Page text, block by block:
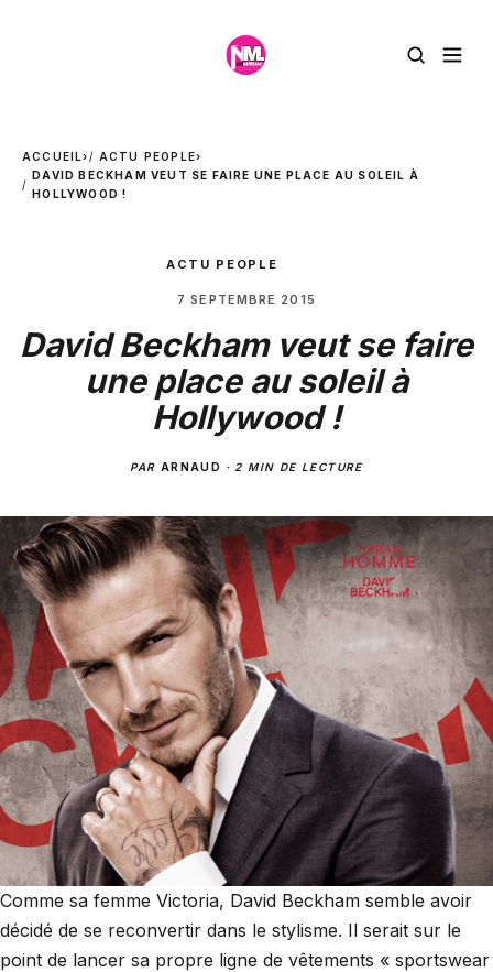
ACCUEIL› ACTU PEOPLE›
DAVID BECKHAM VEUT SE FAIRE UNE PLACE AU SOLEIL À
HOLLYWOOD !
ACTU PEOPLE
7 SEPTEMBRE 2015
David Beckham veut se faire
une place au soleil à
Hollywood !
PAR ARNAUD · 2 MIN DE LECTURE
Comme sa femme Victoria, David Beckham semble avoir
décidé de se reconvertir dans le stylisme. Il serait sur le
point de lancer sa propre ligne de vêtements « sportswear